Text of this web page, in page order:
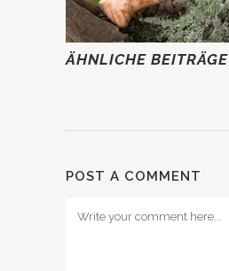
ÄHNLICHE BEITRÄGE
POST A COMMENT